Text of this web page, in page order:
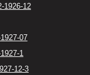
1926-12
07
1
12-3